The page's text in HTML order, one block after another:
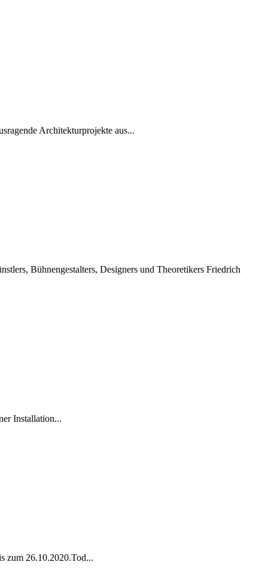
Architekturprojekte aus...
Bühnengestalters, Designers und Theoretikers Friedrich
Installation...
zum 26.10.2020.Tod...